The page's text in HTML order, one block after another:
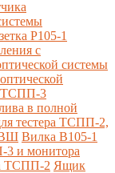
Р105-1
с
системы
ТСПП-3
в полной
тестера ТСПП-2,
Вилка В105-1
3 и монитора
ТСПП-2 Ящик